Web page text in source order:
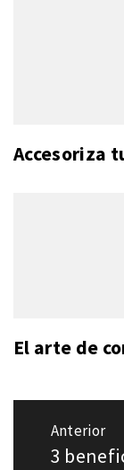
Accesoriza
El arte de
Anterior
Entrada
3